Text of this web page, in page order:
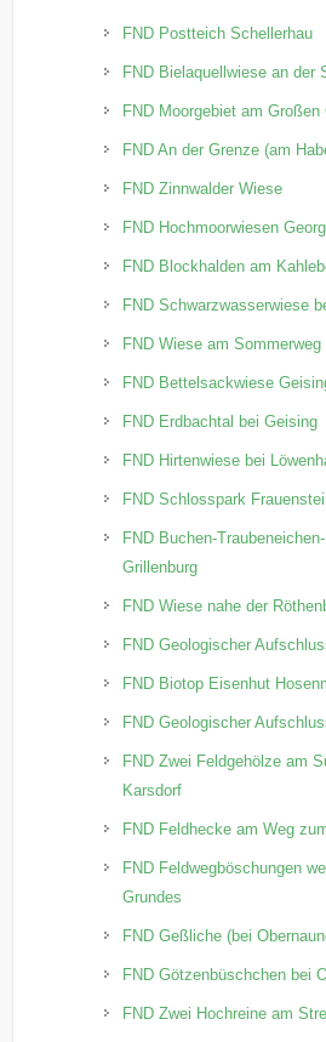
FND Postteich Schellerhau
FND Bielaquellwiese an der
FND Moorgebiet am Großen
FND An der Grenze (am
FND Zinnwalder Wiese
FND Hochmoorwiesen
FND Blockhalden am
FND Schwarzwasserwiese
FND Wiese am Sommerweg
FND Bettelsackwiese
FND Erdbachtal bei Geising
FND Hirtenwiese bei
FND Schlosspark
FND Buchen-
Grillenburg
FND Wiese nahe der
FND Geologischer
FND Biotop Eisenhut
FND Geologischer
FND Zwei Feldgehölze am
Karsdorf
FND Feldhecke am Weg
FND Feldwegböschungen
Grundes
FND Geßliche (bei
FND Götzenbüschchen bei
FND Zwei Hochreine am